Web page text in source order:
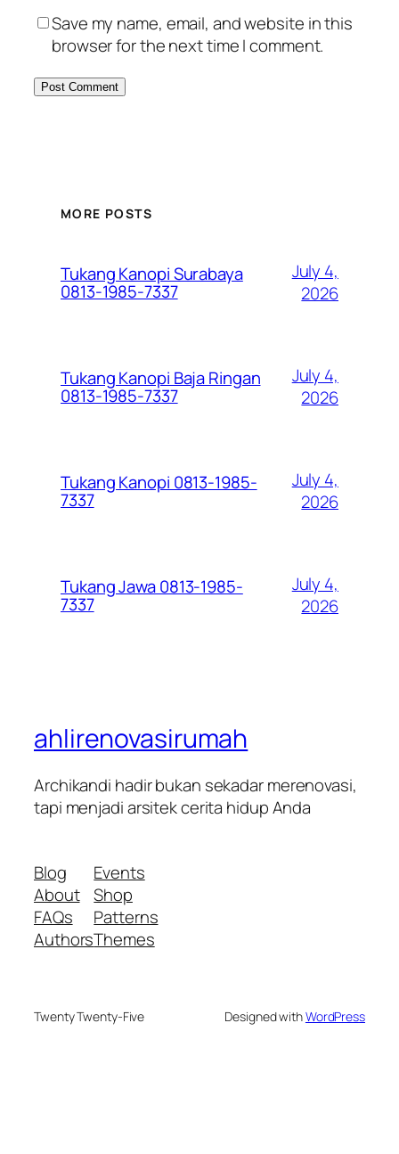
Save my name, email, and website in this
browser for the next time I comment.
MORE POSTS
Tukang Kanopi Surabaya
0813-1985-7337
July 4,
2026
Tukang Kanopi Baja Ringan
0813-1985-7337
July 4,
2026
Tukang Kanopi 0813-1985-
7337
July 4,
2026
Tukang Jawa 0813-1985-
7337
July 4,
2026
ahlirenovasirumah
Archikandi hadir bukan sekadar merenovasi,
tapi menjadi arsitek cerita hidup Anda
Blog
About
FAQs
Authors
Events
Shop
Patterns
Themes
Twenty Twenty-Five Designed withWordPress